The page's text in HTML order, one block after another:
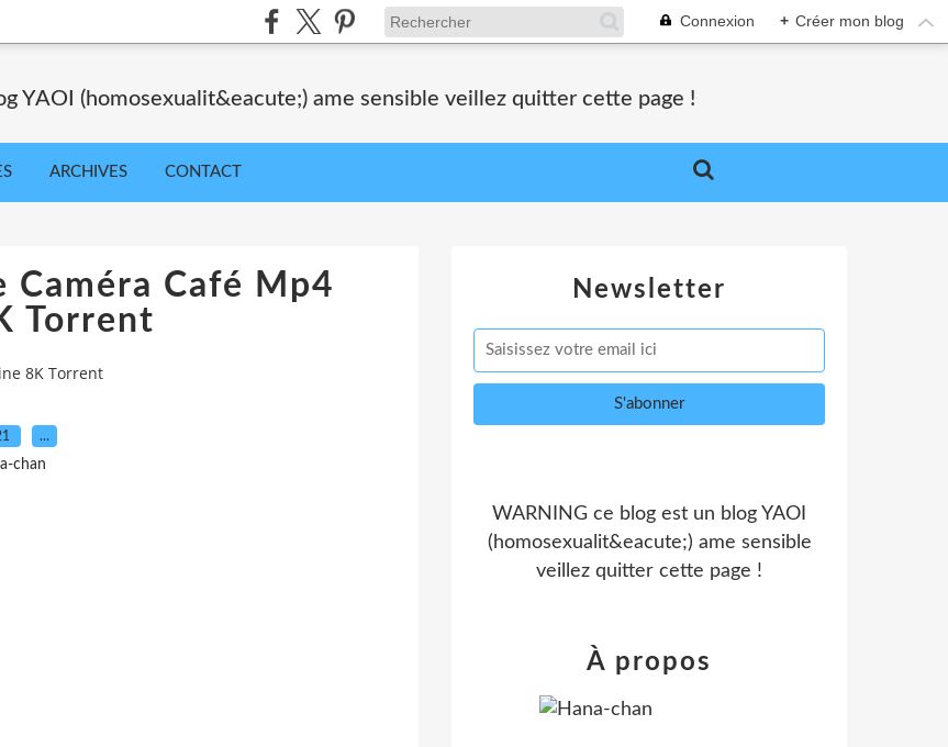
Connexion + Créer mon blog
YAOI (homosexualit&eacute;) ame sensible veillez quitter cette page !
ARCHIVES CONTACT
Caméra Café Mp4
Torrent
8K Torrent
…
chan
Newsletter
WARNING ce blog est un blog YAOI
(homosexualit&eacute;) ame sensible
veillez quitter cette page !
À propos